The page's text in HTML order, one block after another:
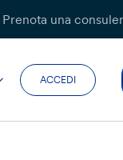
Prenota una
ACCEDI